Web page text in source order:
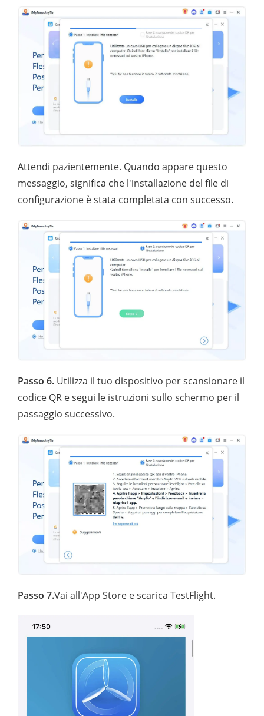
Attendi pazientemente. Quando appare questo
messaggio, significa che l'installazione del file di
configurazione è stata completata con successo.
Passo 6. Utilizza il tuo dispositivo per scansionare il
codice QR e segui le istruzioni sullo schermo per il
passaggio successivo.
Passo 7.Vai all'App Store e scarica TestFlight.